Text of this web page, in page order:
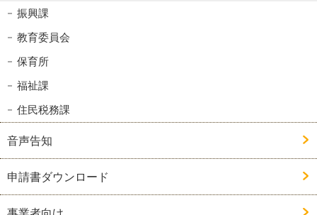
振興課
教育委員会
保育所
福祉課
住民税務課
音声告知
申請書ダウンロード